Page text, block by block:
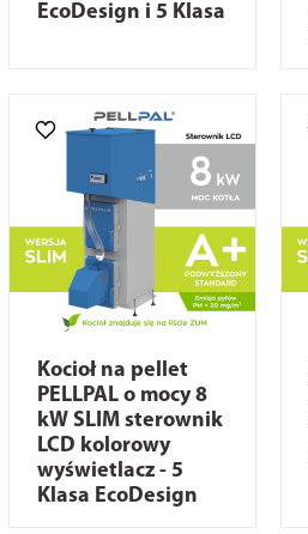
EcoDesign i 5 Klasa
Kocioł na pellet
PELLPAL o mocy 8
kW SLIM sterownik
LCD kolorowy
wyświetlacz - 5
Klasa EcoDesign